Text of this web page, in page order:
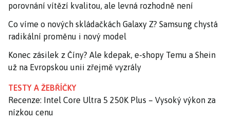
porovnání vítězí kvalitou, ale levná rozhodně není
Co víme o nových skládačkách Galaxy Z? Samsung chystá
radikální proměnu i nový model
Konec zásilek z Číny? Ale kdepak, e-shopy Temu a Shein
už na Evropskou unii zřejmě vyzrály
TESTY A ŽEBŘÍČKY
Recenze: Intel Core Ultra 5 250K Plus – Vysoký výkon za
nízkou cenu